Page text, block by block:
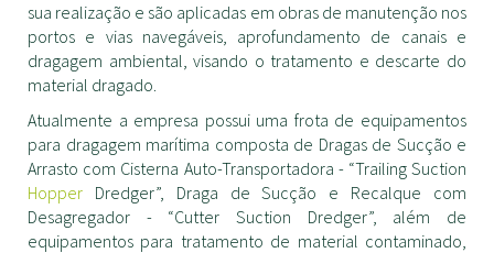
sua realização e são aplicadas em obras de manutenção nos
portos e vias navegáveis, aprofundamento de canais e
dragagem ambiental, visando o tratamento e descarte do
material dragado.
Atualmente a empresa possui uma frota de equipamentos
para dragagem marítima composta de Dragas de Sucção e
Arrasto com Cisterna Auto-Transportadora - “Trailing Suction
Hopper Dredger”, Draga de Sucção e Recalque com
Desagregador - “Cutter Suction Dredger”, além de
equipamentos para tratamento de material contaminado,